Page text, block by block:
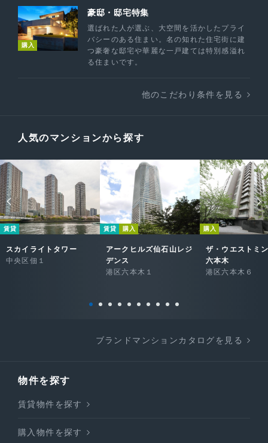
購入
豪邸・邸宅特集
選ばれた人が選ぶ、大空間を活かしたプライ
バシーのある住まい。名の知れた住宅街に建
つ豪奢な邸宅や華麗な一戸建ては特別感溢れ
る住まいです。
他のこだわり条件を見る
人気のマンションから探す
賃貸
スカイライトタワー
中央区佃１
賃貸 購入
アークヒルズ仙石山レジ
デンス
港区六本木１
購入
ザ・ウエストミ
六本木
港区六本木６
ブランドマンションカタログを見る
物件を探す
賃貸物件を探す
購入物件を探す